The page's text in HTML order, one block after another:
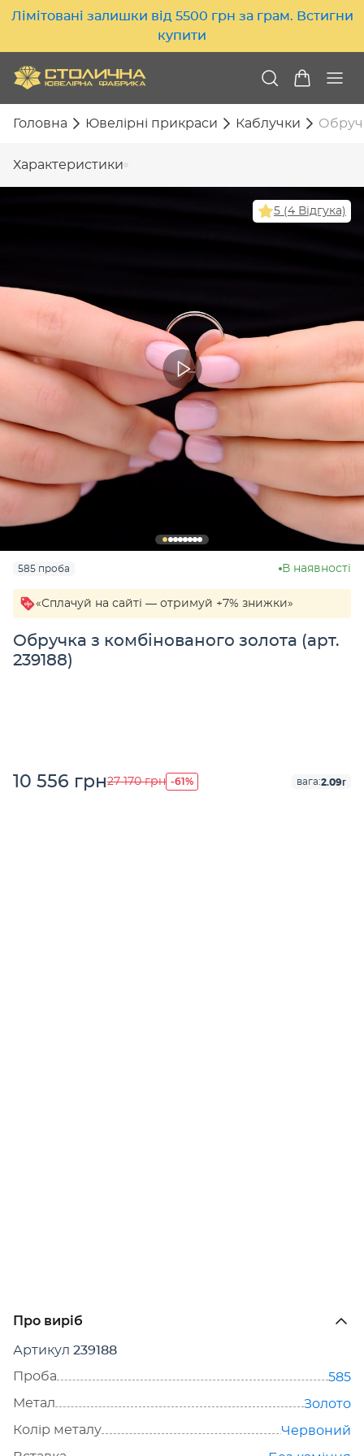
Лімітовані залишки від 5500 грн за грам. Встигни
купити
Головна Ювелірні прикраси Каблучки
Характеристики
5 (4 Відгука)
Про виріб
Артикул 239188
Проба
585
Метал
Золото
Колір металу
Червоний
585 проба В наявності
«Сплачуй на сайті — отримуй +7% знижки»
Обручка з комбінованого золота (арт.
239188)
10 556 грн27 170 грн -61% вага:2.09г